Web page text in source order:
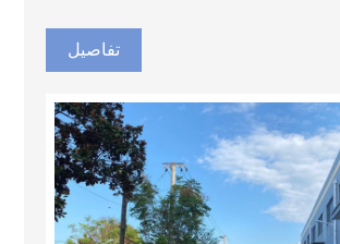
الألواح ، آلة الصابون الأوتوماتيكية ، إلخ. لدينا
الجودة ، و قم بإنتاج كل قطعة من الماكينة
جيدة ، وأداء مستقر ، وعمر خدمة طويل ، وقد تم
بها على نطاق واسع من قبل العملاء. يتم تصدير
شرق آسيا وأوروبا وأفريقيا والشرق الأوسط
وأمريكا وأستراليا.
تفاصيل